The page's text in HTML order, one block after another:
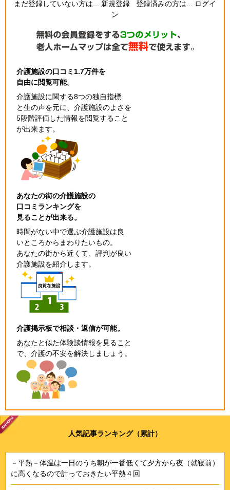
まだ登録していない方は... 新規登録 登録済みの方は...
ログイ
ン
介護施設の口コミ1.7万件を
自由に閲覧可能。
介護施設に関する8つの独自指標
と生の声を元に、介護施設のよさを
5段階評価した情報を閲覧すること
が出来ます。
あなたの街の介護施設の
口コミランキングを
見ることが出来る。
時間がない中で選ぶ介護施設は良
いところからまわりたいもの。
あなたの街から近くて、評判が良い
介護施設を紹介します。
介護掲示板で相談・返信が可能。
あなたと似た体験談情報を見ること
で、介護の不安を解決しましょう。
人気記事ランキング（累計）
－平熱－体温は一日のうち朝が一番低くて夕方から夜（就寝前）
に高くなるので計っておきたい平熱４回